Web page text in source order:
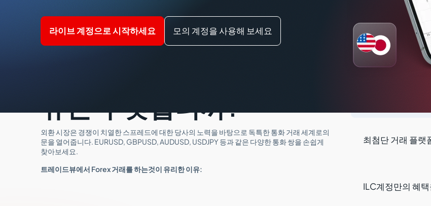
라이브 계정으로 시작하세요 모의 계정을 사용해 보세요
Tradeview Markets에서
유는 무엇입니까?
외환 시장은 경쟁이 치열한 스프레드에 대한 당사의 노력을 바탕으로 독특한 통화 거래 세계로의
문을 열어줍니다. EURUSD, GBPUSD, AUDUSD, USDJPY 등과 같은 다양한 통화 쌍을 손쉽게
찾아보세요.
트레이드뷰에서 Forex 거래를 하는것이 유리한 이유:
깊은 유동
최첨단 거래 플랫
ILC계정만의 혜